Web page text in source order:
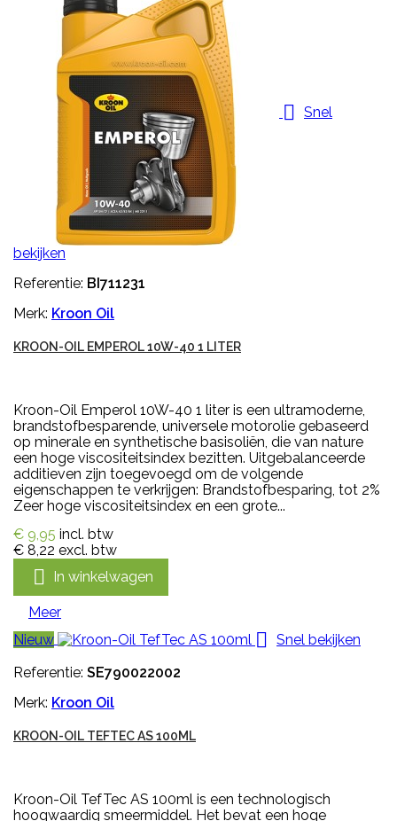
 Snel
bekijken
Referentie: BI711231
Merk: Kroon Oil
KROON-OIL EMPEROL 10W-40 1 LITER
Kroon-Oil Emperol 10W-40 1 liter is een ultramoderne,
brandstofbesparende, universele motorolie gebaseerd
op minerale en synthetische basisoliën, die van nature
een hoge viscositeitsindex bezitten. Uitgebalanceerde
additieven zijn toegevoegd om de volgende
eigenschappen te verkrijgen: Brandstofbesparing, tot 2%
Zeer hoge viscositeitsindex en een grote...
€ 9,95 incl. btw
€ 8,22 excl. btw
 In winkelwagen
Meer
Nieuw

Snel bekijken
Referentie: SE790022002
Merk: Kroon Oil
KROON-OIL TEFTEC AS 100ML
Kroon-Oil TefTec AS 100ml is een technologisch
hoogwaardig smeermiddel. Het bevat een hoge